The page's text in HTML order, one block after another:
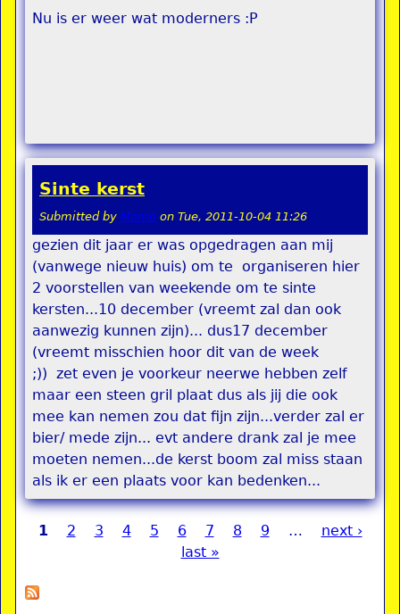
Nu is er weer wat moderners :P
Sinte kerst
Submitted by Momo on Tue, 2011-10-04 11:26
gezien dit jaar er was opgedragen aan mij
(vanwege nieuw huis) om te organiseren hier
2 voorstellen van weekende om te sinte
kersten...10 december (vreemt zal dan ook
aanwezig kunnen zijn)... dus17 december
(vreemt misschien hoor dit van de week
;)) zet even je voorkeur neerwe hebben zelf
maar een steen gril plaat dus als jij die ook
mee kan nemen zou dat fijn zijn...verder zal er
bier/ mede zijn... evt andere drank zal je mee
moeten nemen...de kerst boom zal miss staan
als ik er een plaats voor kan bedenken...
1 2 3 4 5 6 7 8 9 …
next ›
last »